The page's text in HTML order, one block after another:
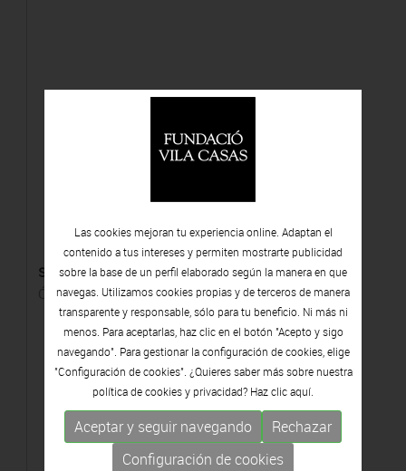
s/t
Óleo sobre tela
Las cookies mejoran tu experiencia online. Adaptan el
contenido a tus intereses y permiten mostrarte publicidad
sobre la base de un perfil elaborado según la manera en que
navegas. Utilizamos cookies propias y de terceros de manera
transparente y responsable, sólo para tu beneficio. Ni más ni
menos. Para aceptarlas, haz clic en el botón "Acepto y sigo
navegando". Para gestionar la configuración de cookies, elige
"Configuración de cookies". ¿Quieres saber más sobre nuestra
política de cookies y privacidad? Haz clicaquí.
Aceptar y seguir navegando
Rechazar
Configuración de cookies